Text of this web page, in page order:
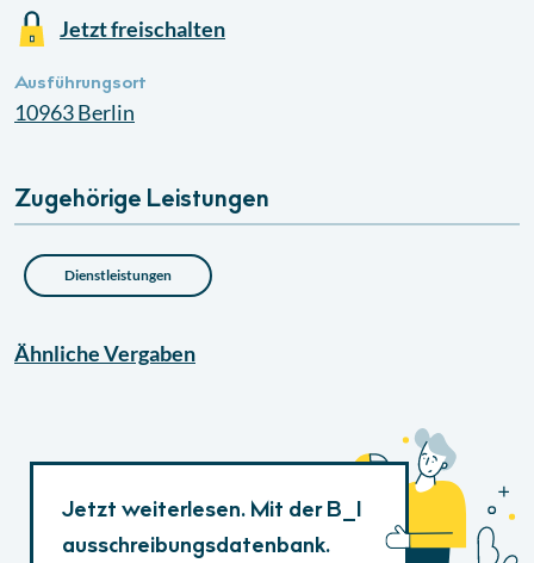
Jetzt freischalten
Ausführungsort
10963Berlin
Zugehörige Leistungen
Dienstleistungen
ÄhnlicheVergaben
Jetzt weiterlesen. Mit der B_I
ausschreibungsdatenbank.